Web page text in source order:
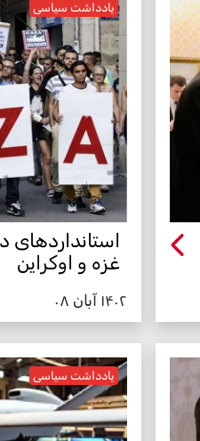
یادداشت سیاسی
استانداردهای
غزه و اوکراین
۱۴۰۲ آبان ۰۸
یادداشت سیاسی